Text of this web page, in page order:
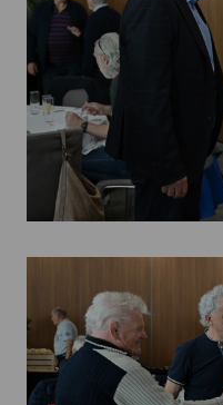
Társszervezetek
OVEP
Adatbank